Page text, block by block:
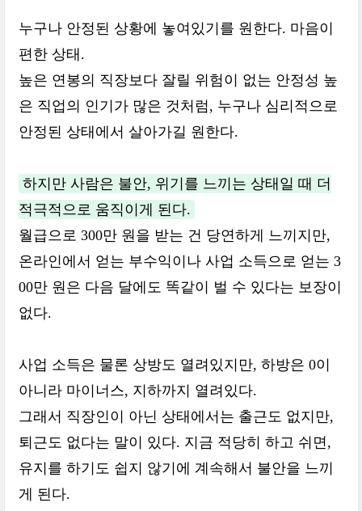
누구나 안정된 상황에 놓여있기를 원한다. 마음이
편한 상태.
높은 연봉의 직장보다 잘릴 위험이 없는 안정성 높
은 직업의 인기가 많은 것처럼, 누구나 심리적으로
안정된 상태에서 살아가길 원한다.
하지만 사람은 불안, 위기를 느끼는 상태일 때 더
적극적으로 움직이게 된다.
월급으로 300만 원을 받는 건 당연하게 느끼지만,
온라인에서 얻는 부수익이나 사업 소득으로 얻는 3
00만 원은 다음 달에도 똑같이 벌 수 있다는 보장이
없다.
사업 소득은 물론 상방도 열려있지만, 하방은 0이
아니라 마이너스, 지하까지 열려있다.
그래서 직장인이 아닌 상태에서는 출근도 없지만,
퇴근도 없다는 말이 있다. 지금 적당히 하고 쉬면,
유지를 하기도 쉽지 않기에 계속해서 불안을 느끼
게 된다.